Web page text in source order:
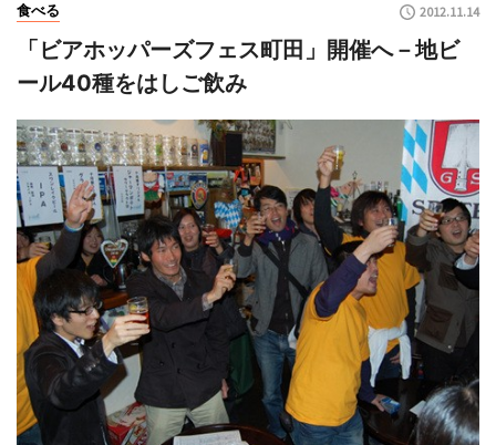
食べる 2012.11.14
「ビアホッパーズフェス町田」開催へ－地ビ
ール40種をはしご飲み